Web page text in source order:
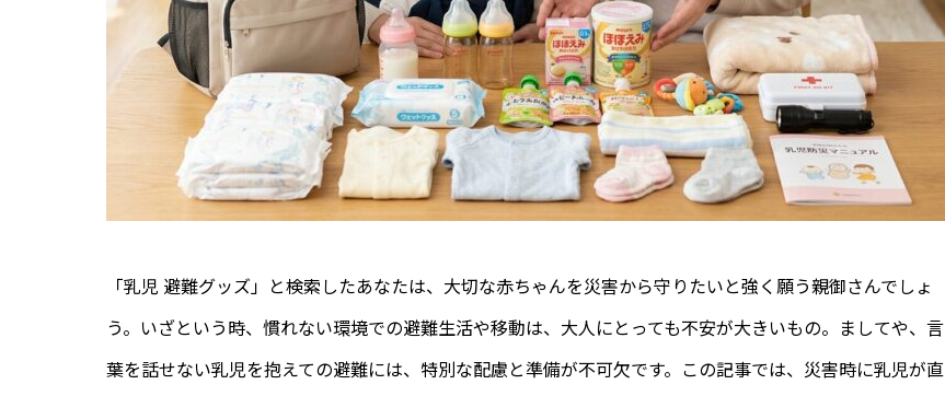
「乳児 避難グッズ」と検索したあなたは、大切な赤ちゃんを災害から守りたいと強く願う親御さんでしょ
う。いざという時、慣れない環境での避難生活や移動は、大人にとっても不安が大きいもの。ましてや、言
葉を話せない乳児を抱えての避難には、特別な配慮と準備が不可欠です。この記事では、災害時に乳児が直